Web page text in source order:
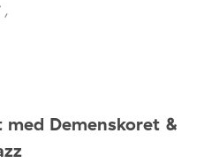
,
med Demenskoret &